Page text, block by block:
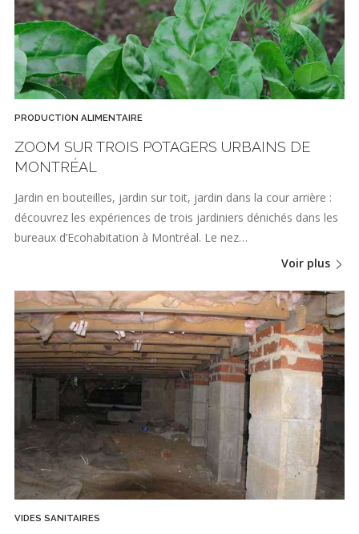
PRODUCTION ALIMENTAIRE
ZOOM SUR TROIS POTAGERS URBAINS DE
MONTRÉAL
Jardin en bouteilles, jardin sur toit, jardin dans la cour arrière :
découvrez les expériences de trois jardiniers dénichés dans les
bureaux d’Ecohabitation à Montréal. Le nez…
Voir plus
VIDES SANITAIRES